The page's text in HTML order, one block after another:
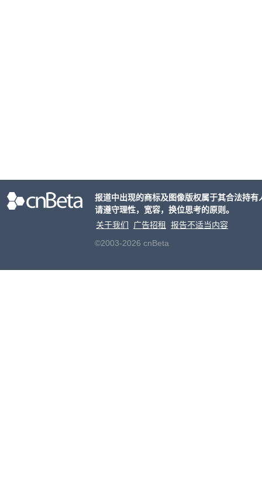
报道中出现的商标及图像版权属于其合法持
请遵守理性，宽容，换位思考的原则。
关于我们
广告招租
报告不适当内容
©2003-2026 cnBeta